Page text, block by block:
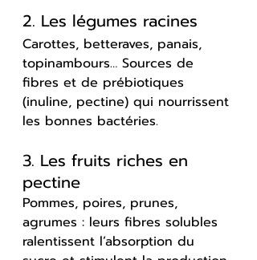
2. Les légumes racines
Carottes, betteraves, panais,
topinambours… Sources de
fibres et de prébiotiques
(inuline, pectine) qui nourrissent
les bonnes bactéries.
3. Les fruits riches en
pectine
Pommes, poires, prunes,
agrumes : leurs fibres solubles
ralentissent l’absorption du